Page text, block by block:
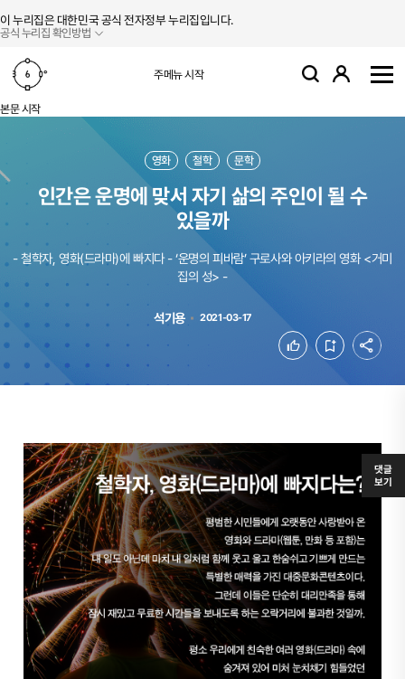
이 누리집은 대한민국 공식 전자정부 누리집입니다.
공식 누리집 확인방법
주메뉴 시작 검색 로그인
본문 시작
영화 철학 문학
인간은 운명에 맞서 자기 삶의 주인이 될 수
있을까
- 철학자, 영화(드라마)에 빠지다 - ‘운명의 피바람’ 구로사와 아키라의 영화 <거미
집의 성> -
석기용 2021-03-17
좋아요 북마크
댓글
보기